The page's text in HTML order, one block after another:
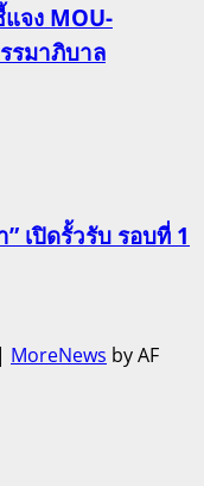
จง MOU-
รมาภิบาล
เปิดรั้วรับ รอบที่ 1
| MoreNews by AF